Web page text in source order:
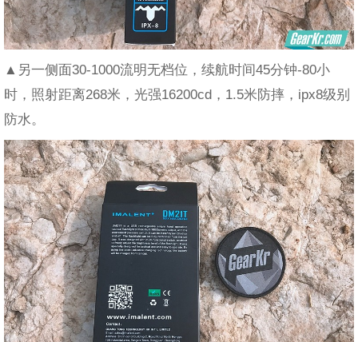
▲另一侧面30-1000流明无档位，续航时间45分钟-80小
时，照射距离268米，光强16200cd，1.5米防摔，ipx8级别
防水。